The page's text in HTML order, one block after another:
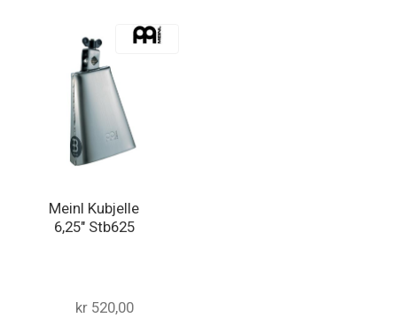
Meinl Kubjelle
6,25" Stb625
kr 520,00